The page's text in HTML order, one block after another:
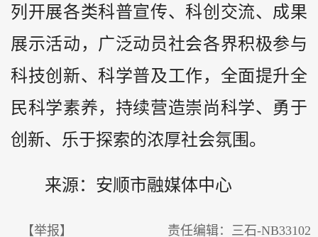
列开展各类科普宣传、科创交流、成果
展示活动，广泛动员社会各界积极参与
科技创新、科学普及工作，全面提升全
民科学素养，持续营造崇尚科学、勇于
创新、乐于探索的浓厚社会氛围。
来源：安顺市融媒体中心
【举报】 责任编辑：三石-NB33102